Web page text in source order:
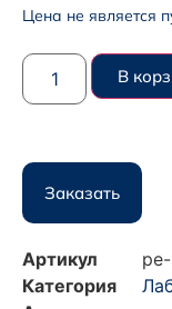
Цена не является
В
Заказать
Артикул
Категория